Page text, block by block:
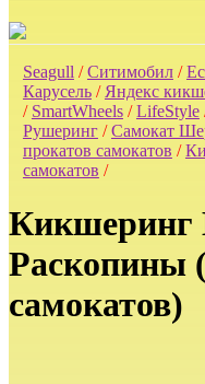
Seagull /Ситимобил/
Карусель/ Яндекс
/ SmartWheels/LifeStyle
Рушеринг/Самокат
прокатов самокатов /
самокатов /
Раскопины
самокатов)